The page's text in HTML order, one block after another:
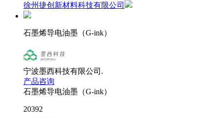
徐州捷创新材料科技有限公司
石墨烯导电油墨（G-ink）
宁波墨西科技有限公司.
产品咨询
石墨烯导电油墨（G-ink）
20392